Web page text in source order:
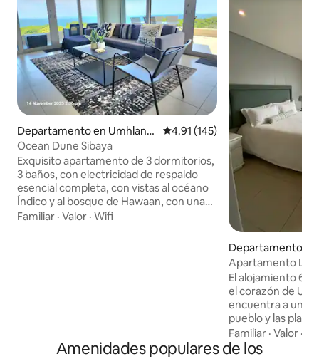
Departamento en Umhlang
a
Calificación promedio: 4.91 de
4.91 (145)
Ocean Dune Sibaya
Exquisito apartamento de 3 dormitorios,
3 baños, con electricidad de respaldo
esencial completa, con vistas al océano
Índico y al bosque de Hawaan, con una
vista de 270° desde la «Milla Dorada» de
monitoreo por CCTV. Ahora con un
Familiar · Valor · Wifi
Departamento
Apartamento
caminando de la
Umhlanga.
El alojamiento
el corazón de
encuentra a unos
pueblo y las
2 dormitorios y 2
comedor y el
Familiar ·Valor ·
Amenidades populares de los